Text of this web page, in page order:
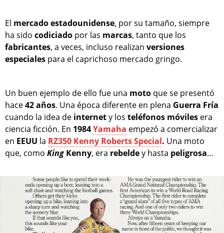
El mercado estadounidense, por su tamaño, siempre
ha sido codiciado por las marcas, tanto que los
fabricantes, a veces, incluso realizan versiones
especiales para el caprichoso mercado gringo.
Un buen ejemplo de ello fue una moto que se presentó
hace42 años. Una época diferente en plena Guerra Fría
cuando la idea de internety los teléfonos móviles era
ciencia ficción. En 1984Yamaha empezó a comercializar
en EEUU la RZ350 Kenny Roberts Special. Una moto
que, como KingKenny, era rebeldey hasta peligrosa…